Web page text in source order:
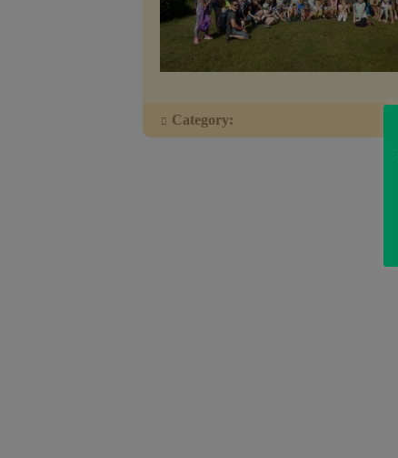
Category: